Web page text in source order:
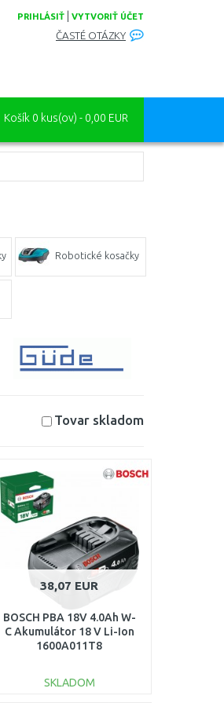
PRIHLÁSIŤ VYTVORIŤ ÚČET
ČASTÉ OTÁZKY
Košík 0 kus(ov) - 0,00 EUR
Robotické kosačky
Tovar skladom
38,07 EUR
BOSCH PBA 18V 4.0Ah W-
C Akumulátor 18 V Li-Ion
1600A011T8
SKLADOM